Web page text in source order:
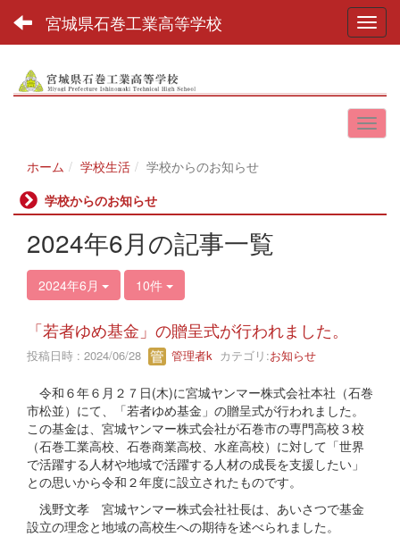
宮城県石巻工業高等学校
ホーム 学校生活
学校からのお知らせ
学校からのお知らせ
2024年6月の記事一覧
2024年6月 10件
「若者ゆめ基金」の贈呈式が行われました。
投稿日時 : 2024/06/28 管理者k カテゴリ:お知らせ
令和６年６月２７日(木)に宮城ヤンマー株式会社本社（石巻
市松並）にて、「若者ゆめ基金」の贈呈式が行われました。
この基金は、宮城ヤンマー株式会社が石巻市の専門高校３校
（石巻工業高校、石巻商業高校、水産高校）に対して「世界
で活躍する人材や地域で活躍する人材の成長を支援したい」
との思いから令和２年度に設立されたものです。
浅野文孝 宮城ヤンマー株式会社社長は、あいさつで基金
設立の理念と地域の高校生への期待を述べられました。